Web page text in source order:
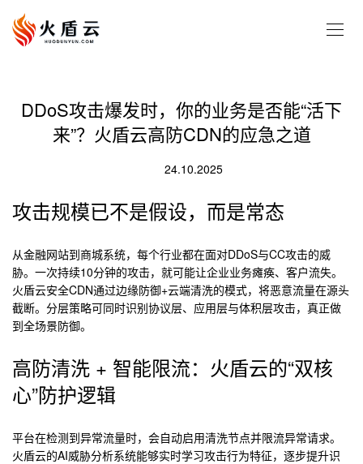
DDoS攻击爆发时，你的业务是否能“活下
来”？火盾云高防CDN的应急之道
24.10.2025
攻击规模已不是假设，而是常态
从金融网站到商城系统，每个行业都在面对DDoS与CC攻击的威
胁。一次持续10分钟的攻击，就可能让企业业务瘫痪、客户流失。
火盾云安全CDN通过边缘防御+云端清洗的模式，将恶意流量在源头
截断。分层策略可同时识别协议层、应用层与体积层攻击，真正做
到全场景防御。
高防清洗 + 智能限流：火盾云的“双核
心”防护逻辑
平台在检测到异常流量时，会自动启用清洗节点并限流异常请求。
火盾云的AI威胁分析系统能够实时学习攻击行为特征，逐步提升识